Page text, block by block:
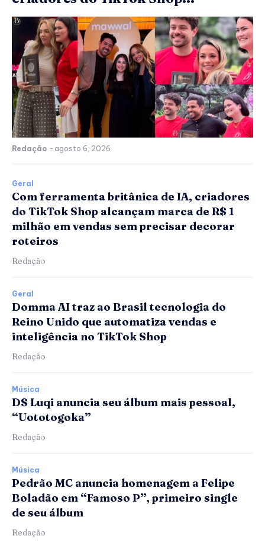
Redação - agosto 6, 2026
Geral
Com ferramenta britânica de IA, criadores
do TikTok Shop alcançam marca de R$ 1
milhão em vendas sem precisar decorar
roteiros
Redação
Geral
Domma AI traz ao Brasil tecnologia do
Reino Unido que automatiza vendas e
inteligência no TikTok Shop
Redação
Música
D$ Luqi anuncia seu álbum mais pessoal,
“Uototogoka”
Redação
Música
Pedrão MC anuncia homenagem a Felipe
Boladão em “Famoso P”, primeiro single
de seu álbum
Redação